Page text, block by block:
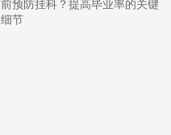
前预防挂科？提高毕业率的关键
细节